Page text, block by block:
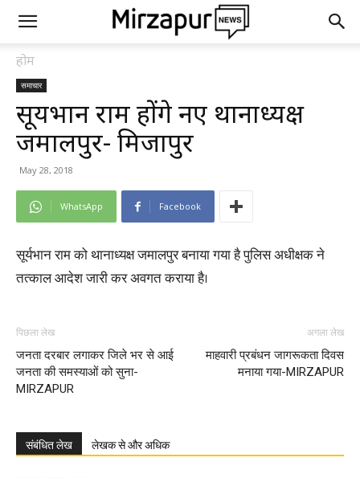
होम
समाचार
सूर्यभान राम होंगे नए थानाध्यक्ष
जमालपुर- मिर्जापुर
May 28, 2018
WhatsApp Facebook
सूर्यभान राम को थानाध्यक्ष जमालपुर बनाया गया है पुलिस अधीक्षक ने
तत्काल आदेश जारी कर अवगत कराया है।
पिछला लेख
जनता दरबार लगाकर जिले भर से आई
जनता की समस्याओं को सुना-
MIRZAPUR
अगला लेख
माहवारी प्रबंधन जागरूकता दिवस
मनाया गया-MIRZAPUR
संबंधित लेख लेखक से और अधिक